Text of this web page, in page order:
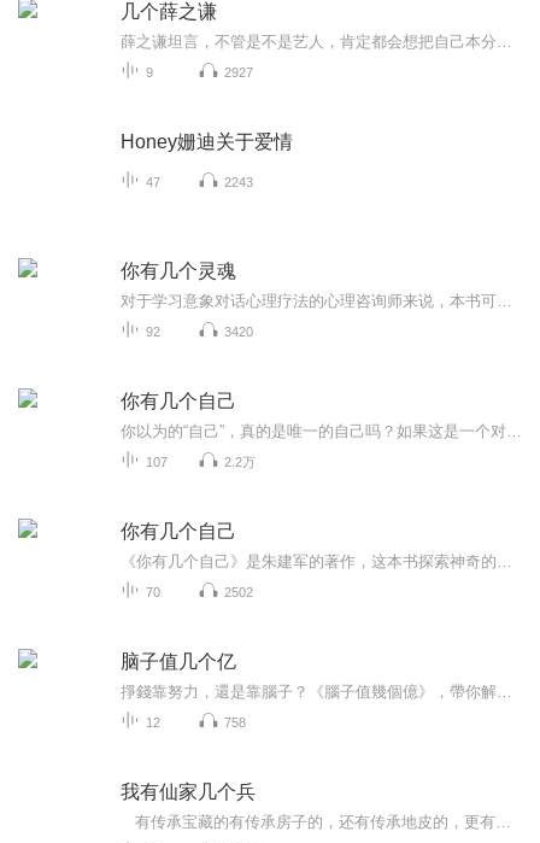
几个薛之谦
9 2927
Honey姗迪关于爱情
47 2243
你有几个灵魂
92 3420
你有几个自己
107 2.2万
你有几个自己
70 2502
脑子值几个亿
12 758
我有仙家几个兵